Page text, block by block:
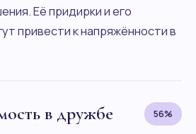
Её придирки и его
привести к напряжённости в
в дружбе 56%